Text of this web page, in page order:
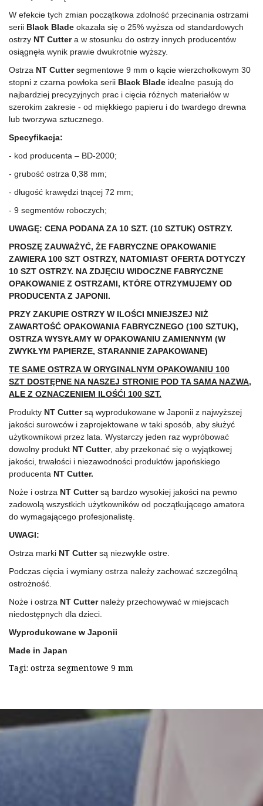
W efekcie tych zmian początkowa zdolność przecinania ostrzami
serii Black Blade okazała się o 25% wyższa od standardowych
ostrzy NT Cutter a w stosunku do ostrzy innych producentów
osiągnęła wynik prawie dwukrotnie wyższy.
Ostrza NT Cutter segmentowe 9 mm o kącie wierzchołkowym 30
stopni z czarna powłoka serii Black Blade idealne pasują do
najbardziej precyzyjnych prac i cięcia różnych materiałów w
szerokim zakresie - od miękkiego papieru i do twardego drewna
lub tworzywa sztucznego.
Specyfikacja:
- kod producenta – BD-2000;
- grubość ostrza 0,38 mm;
- długość krawędzi tnącej 72 mm;
- 9 segmentów roboczych;
UWAGĘ: CENA PODANA ZA 10 SZT. (10 SZTUK) OSTRZY.
PROSZĘ ZAUWAŻYĆ, ŻE FABRYCZNE OPAKOWANIE
ZAWIERA 100 SZT OSTRZY, NATOMIAST OFERTA DOTYCZY
10 SZT OSTRZY. NA ZDJĘCIU WIDOCZNE FABRYCZNE
OPAKOWANIE Z OSTRZAMI, KTÓRE OTRZYMUJEMY OD
PRODUCENTA Z JAPONII.
PRZY ZAKUPIE OSTRZY W ILOŚCI MNIEJSZEJ NIŻ
ZAWARTOŚĆ OPAKOWANIA FABRYCZNEGO (100 SZTUK),
OSTRZA WYSYŁAMY W OPAKOWANIU ZAMIENNYM (W
ZWYKŁYM PAPIERZE, STARANNIE ZAPAKOWANE)
TE SAME OSTRZA W ORYGINALNYM OPAKOWANIU 100
SZT DOSTĘPNE NA NASZEJ STRONIE POD TA SAMA NAZWA,
ALE Z OZNACZENIEM ILOŚĆI 100 SZT.
Produkty NT Cutter są wyprodukowane w Japonii z najwyższej
jakości surowców i zaprojektowane w taki sposób, aby służyć
użytkownikowi przez lata. Wystarczy jeden raz wypróbować
dowolny produkt NT Cutter, aby przekonać się o wyjątkowej
jakości, trwałości i niezawodności produktów japońskiego
producenta NT Cutter.
Noże i ostrza NT Cutter są bardzo wysokiej jakości na pewno
zadowolą wszystkich użytkowników od początkującego amatora
do wymagającego profesjonalistę.
UWAGI:
Ostrza marki NT Cutter są niezwykle ostre.
Podczas cięcia i wymiany ostrza należy zachować szczególną
ostrożność.
Noże i ostrza NT Cutter należy przechowywać w miejscach
niedostępnych dla dzieci.
Wyprodukowane w Japonii
Made in Japan
Tagi: ostrza segmentowe 9 mm